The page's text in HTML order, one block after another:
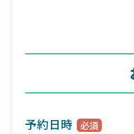
予約日時